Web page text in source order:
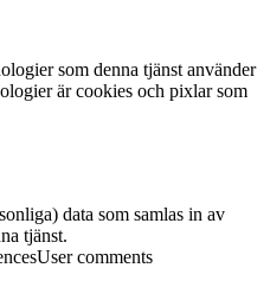
som denna tjänst använder
är cookies och pixlar som
data som samlas in av
tjänst.
User comments